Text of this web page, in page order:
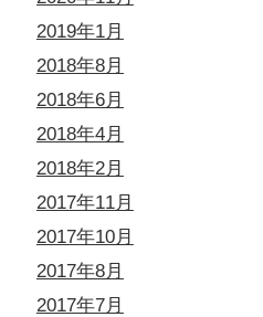
2019年1月
2018年8月
2018年6月
2018年4月
2018年2月
2017年11月
2017年10月
2017年8月
2017年7月